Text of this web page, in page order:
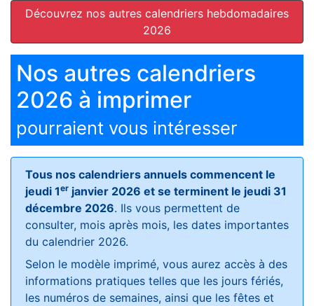
Découvrez nos autres calendriers hebdomadaires
2026
Nos autres calendriers
2026 à imprimer
pourraient vous intéresser
Tous nos calendriers annuels commencent le
jeudi 1er janvier 2026 et se terminent le jeudi 31
décembre 2026. Ils vous permettent de
consulter, mois après mois, les dates importantes
du calendrier 2026.
Selon le modèle imprimé, vous aurez accès à des
informations pratiques telles que les jours fériés,
les numéros de semaines, ainsi que les fêtes et